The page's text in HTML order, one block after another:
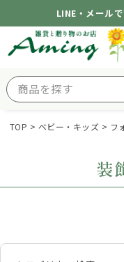
LINE・メール
TOP ベビー・キッズ フ
装